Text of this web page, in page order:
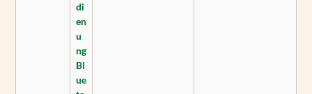
di
en
u
ng
Bl
ue